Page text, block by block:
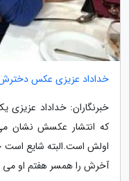
خداداد عزیزی عکس دخترش
خبرنگاران: خداداد
که انتشار عکسش نشان
آخرش را همسر هفتم او می